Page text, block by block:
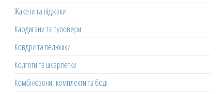
Жакети та піджаки
Кардигани та пуловери
Ковдри та пелюшки
Колготи та шкарпетки
Комбінезони, комплекти та боді